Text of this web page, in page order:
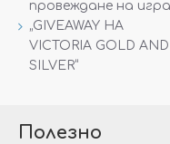
провеждане на игра
„GIVEAWAY НА
VICTORIA GOLD AND
SILVER“
Полезно